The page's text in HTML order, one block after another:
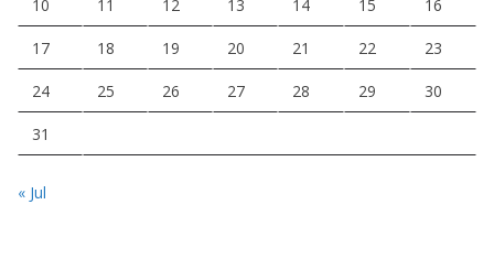
10 11 12 13 14 15 16
17 18 19 20 21 22 23
24 25 26 27 28 29 30
31
« Jul